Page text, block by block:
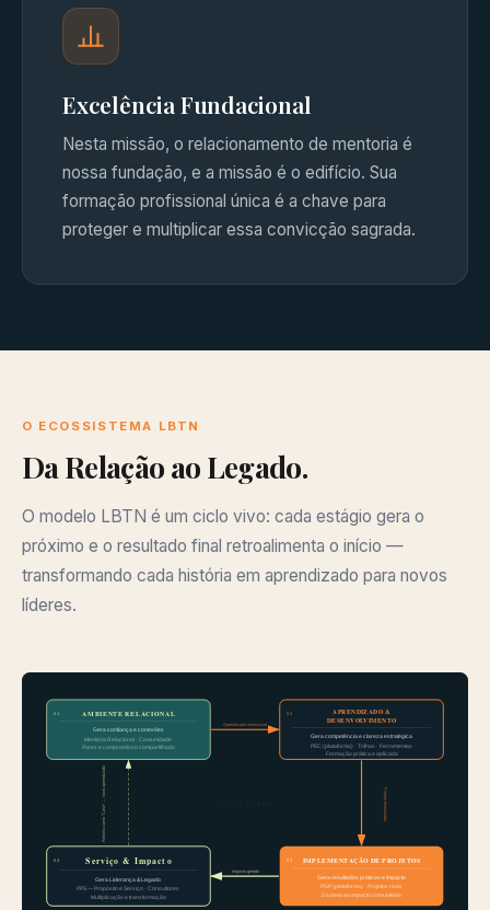
Excelência Fundacional
Nesta missão, o relacionamento de mentoria é
nossa fundação, e a missão é o edifício. Sua
formação profissional única é a chave para
proteger e multiplicar essa convicção sagrada.
O ECOSSISTEMA LBTN
Da Relação ao Legado.
O modelo LBTN é um ciclo vivo: cada estágio gera o
próximo e o resultado final retroalimenta o início —
transformando cada história em aprendizado para novos
líderes.
01 AMBIENTE RELACIONAL
Gera confiança e conexões
Mentoria Relacional · Comunidade
Pares e compromisso compartilhado
02
APRENDIZADO &
DESENVOLVIMENTO
Gera competência e clareza estratégica
PEC (plataforma) · Trilhas · Ferramentas
Formação prática e aplicada
03 IMPLEMENTAÇÃO DE PROJETOS
Gera resultados práticos e impacto
PGP (plataforma) · Projetos reais
Da ideia ao impacto comunitário
04 Serviço & Impacto
Gera Liderança & Legado
PPS — Propósito e Serviço · Consultores
Multiplicação e transformação
Aprendizado intencional
Projeto estruturado
Impacto gerado
Retorna como "Case" → novo aprendizado